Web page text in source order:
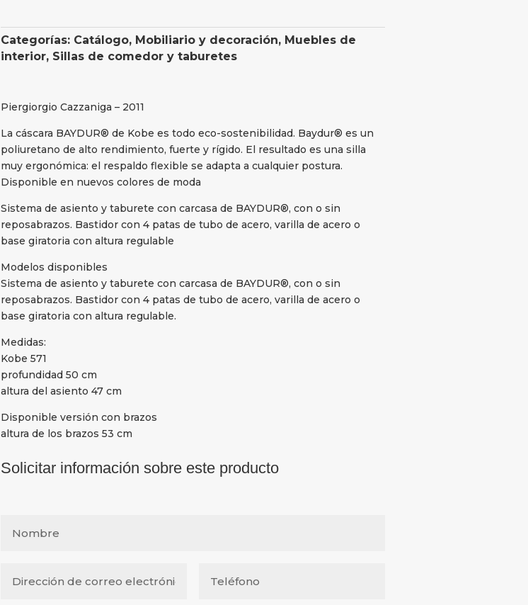
Categorías: Catálogo, Mobiliario y decoración, Muebles de
interior, Sillas de comedor y taburetes
Piergiorgio Cazzaniga – 2011
La cáscara BAYDUR® de Kobe es todo eco-sostenibilidad. Baydur® es un
poliuretano de alto rendimiento, fuerte y rígido. El resultado es una silla
muy ergonómica: el respaldo flexible se adapta a cualquier postura.
Disponible en nuevos colores de moda
Sistema de asiento y taburete con carcasa de BAYDUR®, con o sin
reposabrazos. Bastidor con 4 patas de tubo de acero, varilla de acero o
base giratoria con altura regulable
Modelos disponibles
Sistema de asiento y taburete con carcasa de BAYDUR®, con o sin
reposabrazos. Bastidor con 4 patas de tubo de acero, varilla de acero o
base giratoria con altura regulable.
Medidas:
Kobe 571
profundidad 50 cm
altura del asiento 47 cm
Disponible versión con brazos
altura de los brazos 53 cm
Solicitar información sobre este producto